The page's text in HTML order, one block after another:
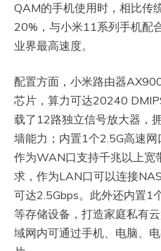
QAM的手机使用时，相比传
20%，与小米11系列手机配
业界最高速度。
配置方面，小米路由器
芯片，算力可达20240
载了12路独立信号放大器，
墙能力；内置1个2.5G高速
作为WAN口支持千兆以上宽
求，作为LAN口可以连接
可达2.5Gbps。此外还内置1
等存储设备，打造家庭私有
域网内可通过手机、电脑、